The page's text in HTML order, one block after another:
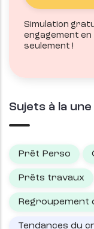
Simulation
engagement en
seulement !
Sujets à la une
Prêt Perso
Prêts travaux
Regroupement
Tendances du